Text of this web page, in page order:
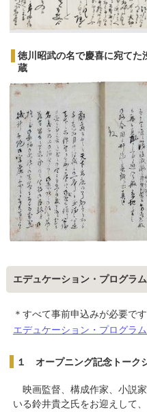
徳川昭武の名で慶喜に宛て
蔵
エデュケーション・プログラ
＊すべて事前申込みが必要で
エデュケーション・プログラ
１ オープニング記念トーク
映画監督、構成作家、小説
いる鈴井貴之氏をお迎えして